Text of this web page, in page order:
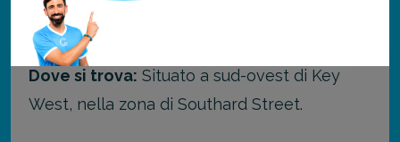
alla barriera corallina vicina.
Opportunità di visitare il fortino storico.
Dove si trova: Situato a sud-ovest di Key
West, nella zona di Southard Street.